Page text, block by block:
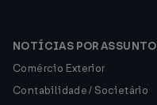
NOTÍCIAS POR ASSUNTO
Comércio Exterior
Contabilidade / Societário